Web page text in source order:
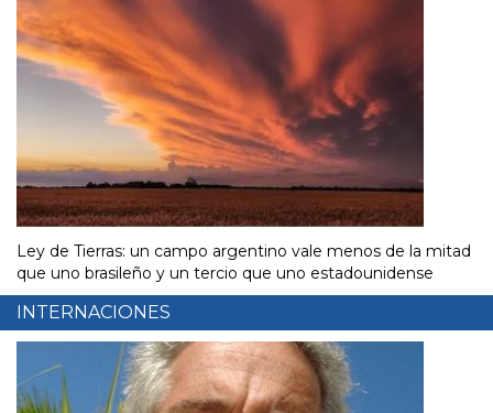
Ley de Tierras: un campo argentino vale menos de la mitad
que uno brasileño y un tercio que uno estadounidense
INTERNACIONES